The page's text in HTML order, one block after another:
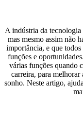
A indústria da
mas mesmo assim não
importância, e que todos
funções e
várias funções quando
carreira, para melhorar
sonho. Neste artigo,